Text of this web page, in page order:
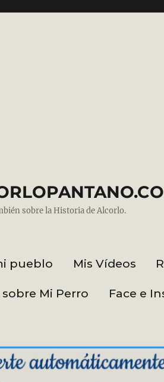
sobre la Historia de Alcorlo.
pueblo Mis Vídeos
Mi Perro Face e